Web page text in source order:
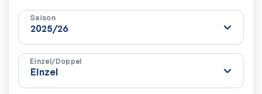
Saison
Einzel/Doppel